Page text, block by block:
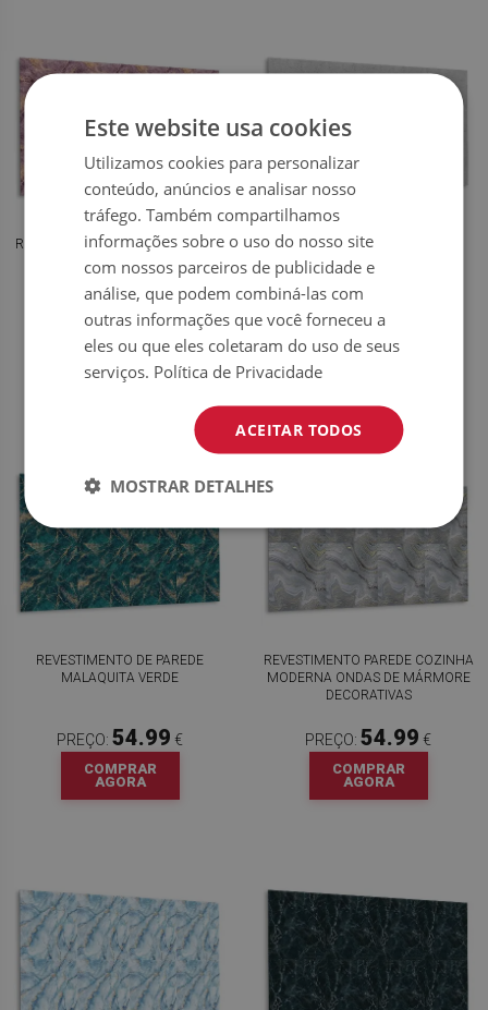
REVESTIMENTO PAREDE COZINHA
MODERNA TEXTURA DE
PREÇO:54.99€
COMPRAR
AGORA
REVESTIMENTO DE PAREDE EM
PVC CONCRETO RACHADO
PREÇO:54.99
COMPRAR
REVESTIMENTO DE PAREDE
MALAQUITA VERDE
PREÇO: 54.99 €
COMPRAR
AGORA
REVESTIMENTO PAREDE COZINHA
MODERNA ONDAS DE MÁRMORE
DECORATIVAS
PREÇO: 54.99 €
COMPRAR
AGORA
Este website usa cookies
Utilizamos cookies para personalizar
conteúdo, anúncios e analisar nosso
tráfego. Também compartilhamos
informações sobre o uso do nosso site
com nossos parceiros de publicidade e
análise, que podem combiná-las com
outras informações que você forneceu a
eles ou que eles coletaram do uso de seus
serviços. Política de Privacidade
ACEITAR TODOS
MOSTRAR DETALHES